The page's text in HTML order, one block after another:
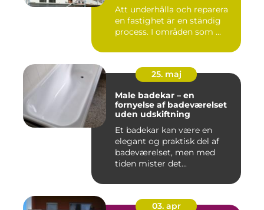
Att underhålla och reparera
en fastighet är en ständig
process. I områden som ...
25. maj
Male badekar – en
fornyelse af badeværelset
uden udskiftning
Et badekar kan være en
elegant og praktisk del af
badeværelset, men med
tiden mister det...
03. apr